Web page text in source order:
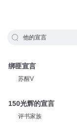
他的宣言
绑匪宣言
苏醒V
150光辉的宣言
评书家族